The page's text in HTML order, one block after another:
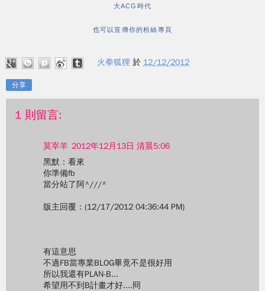
大ACG時代
也可以宣傳你的粉絲專頁
火拳狐狸 於 12/12/2012
分享
1 則留言:
莫宰羊 2012年12月13日 清晨5:06
黑默：看來
你準備fb
當分站了阿^///^
版主回覆：(12/17/2012 04:36:44 PM)
有這意思
不過FB當專業BLOG畢竟不是很好用
所以我還有PLAN-B...
希望用不到B計畫才好....冏